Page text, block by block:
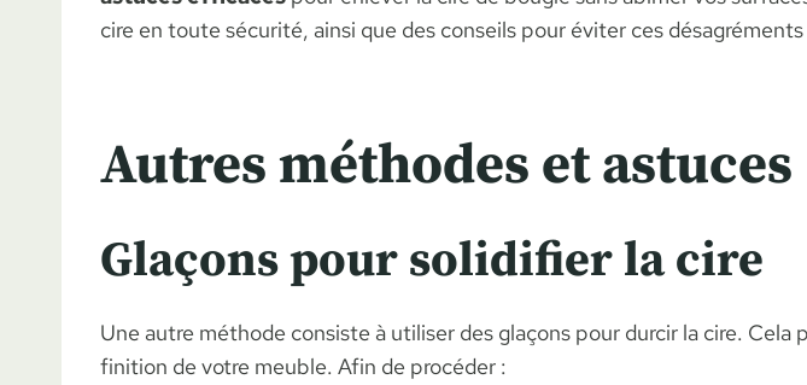
cire en toute sécurité, ainsi que des conseils pour éviter ces désagréments
Autres méthodes et astuces
Glaçons pour solidifier la cire
Une autre méthode consiste à utiliser des glaçons pour durcir la cire.
finition de votre meuble. Afin de procéder :